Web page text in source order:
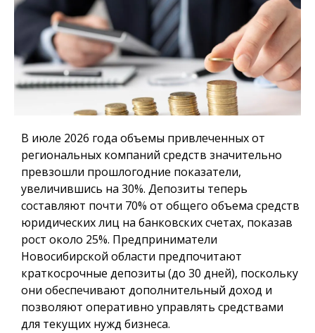
В июле 2026 года объемы привлеченных от
региональных компаний средств значительно
превзошли прошлогодние показатели,
увеличившись на 30%. Депозиты теперь
составляют почти 70% от общего объема средств
юридических лиц на банковских счетах, показав
рост около 25%. Предприниматели
Новосибирской области предпочитают
краткосрочные депозиты (до 30 дней), поскольку
они обеспечивают дополнительный доход и
позволяют оперативно управлять средствами
для текущих нужд бизнеса.